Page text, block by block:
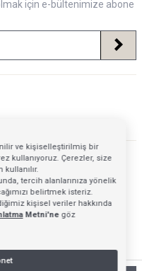
için e-bültenimize abone
ve kişiselleştirilmiş bir
kullanıyoruz. Çerezler, size
tercih alanlarınıza yönelik
belirtmek isteriz.
kişisel veriler hakkında
Metni'negöz